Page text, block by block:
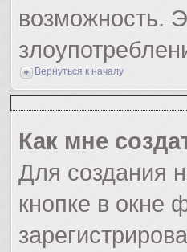
возможность.
Вернуться к началу
Как мне
Для создания
кнопке в окне